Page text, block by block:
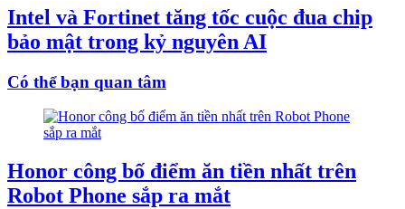
Intel và Fortinet tăng tốc cuộc đua chip
bảo mật trong kỷ nguyên AI
Có thể bạn quan tâm
Honor công bố điểm ăn tiền nhất trên
Robot Phone sắp ra mắt